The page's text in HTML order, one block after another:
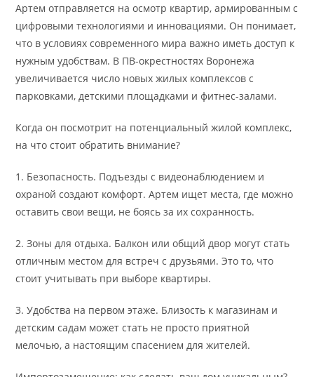
Артем отправляется на осмотр квартир, армированным с
цифровыми технологиями и инновациями. Он понимает,
что в условиях современного мира важно иметь доступ к
нужным удобствам. В ПВ-окрестностях Воронежа
увеличивается число новых жилых комплексов с
парковками, детскими площадками и фитнес-залами.
Когда он посмотрит на потенциальный жилой комплекс,
на что стоит обратить внимание?
1. Безопасность. Подъезды с видеонаблюдением и
охраной создают комфорт. Артем ищет места, где можно
оставить свои вещи, не боясь за их сохранность.
2. Зоны для отдыха. Балкон или общий двор могут стать
отличным местом для встреч с друзьями. Это то, что
стоит учитывать при выборе квартиры.
3. Удобства на первом этаже. Близость к магазинам и
детским садам может стать не просто приятной
мелочью, а настоящим спасением для жителей.